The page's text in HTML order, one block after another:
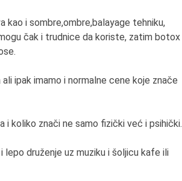
i sombre,ombre,balayage tehniku,
čak i trudnice da koriste, zatim botox
ipak imamo i normalne cene koje znače
i koliko znači ne samo fizički već i psihički.
druženje uz muziku i šoljicu kafe ili